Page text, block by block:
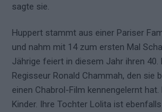
sagte sie.
Huppert stammt aus einer Pariser
und nahm mit 14 zum ersten Mal
Jährige feiert in diesem Jahr ihren
Regisseur Ronald Chammah, den sie
einen Chabrol-Film kennengelernt hat.
Kinder. Ihre Tochter Lolita ist